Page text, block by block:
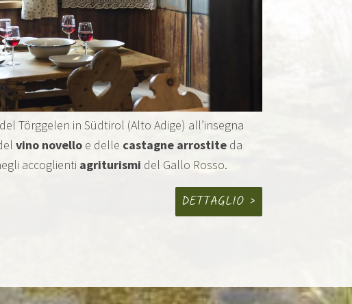
Törggelen in Südtirol (Alto Adige) all’insegna
vino novello e delle castagne arrostite da
accoglienti agriturismi del Gallo Rosso.
DETTAGLIO